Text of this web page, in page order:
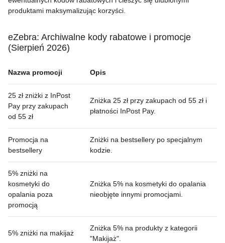
produktami maksymalizując korzyści.
eZebra: Archiwalne kody rabatowe i promocje
(Sierpień 2026)
Nazwa promocji Opis
25 zł zniżki z InPost
Pay przy zakupach
od 55 zł
Zniżka 25 zł przy zakupach od 55 zł i
płatności InPost Pay.
Promocja na
bestsellery
Zniżki na bestsellery po specjalnym
kodzie.
5% zniżki na
kosmetyki do
opalania poza
promocją
Zniżka 5% na kosmetyki do opalania
nieobjęte innymi promocjami.
5% zniżki na makijaż
Zniżka 5% na produkty z kategorii
"Makijaż".